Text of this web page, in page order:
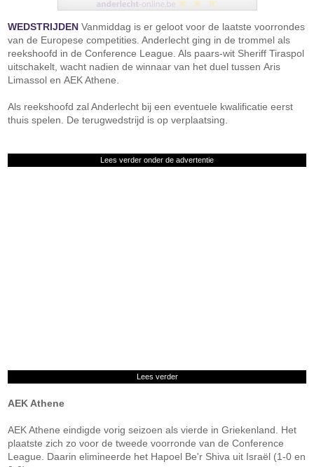
WEDSTRIJDEN Vanmiddag is er geloot voor de laatste voorrondes
van de Europese competities. Anderlecht ging in de trommel als
reekshoofd in de Conference League. Als paars-wit Sheriff Tiraspol
uitschakelt, wacht nadien de winnaar van het duel tussen Aris
Limassol en AEK Athene.
Als reekshoofd zal Anderlecht bij een eventuele kwalificatie eerst
thuis spelen. De terugwedstrijd is op verplaatsing.
Lees verder onder de advertentie
Lees verder
AEK Athene
AEK Athene eindigde vorig seizoen als vierde in Griekenland. Het
plaatste zich zo voor de tweede voorronde van de Conference
League. Daarin elimineerde het Hapoel Be'r Shiva uit Israël (1-0 en